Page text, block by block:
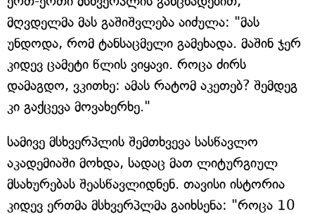
მღვდელმა მას გაშიშვლება აიძულა: "მას
უნდოდა, რომ ტანსაცმელი გამეხადა. მაშინ ჯერ
კიდევ ცამეტი წლის ვიყავი. როცა ძირს
დამაგდო, ვკითხე: ამას რატომ აკეთებ? შემდეგ
კი გაქცევა მოვახერხე."
სამივე მსხვერპლის შემთხვევა სასწავლო
აკადემიაში მოხდა, სადაც მათ ლიტურგიულ
მსახურებას შეასწავლიდნენ. თავისი ისტორია
კიდევ ერთმა მსხვერპლმა გაიხსენა: "როცა 10